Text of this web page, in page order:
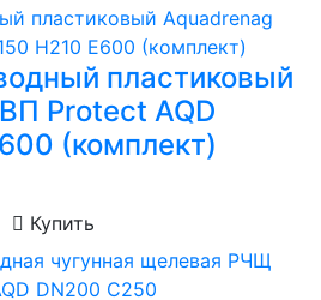
пластиковый
Protect AQD
(комплект)
Купить